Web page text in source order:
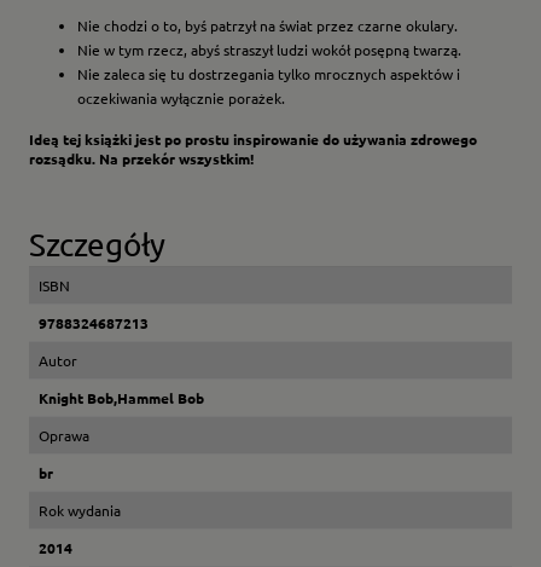
Nie chodzi o to, byś patrzył na świat przez czarne okulary.
Nie w tym rzecz, abyś straszył ludzi wokół posępną twarzą.
Nie zaleca się tu dostrzegania tylko mrocznych aspektów i
oczekiwania wyłącznie porażek.
Ideą tej książki jest po prostu inspirowanie do używania zdrowego
rozsądku. Na przekór wszystkim!
Szczegóły
ISBN
9788324687213
Autor
Knight Bob,Hammel Bob
Oprawa
br
Rok wydania
2014